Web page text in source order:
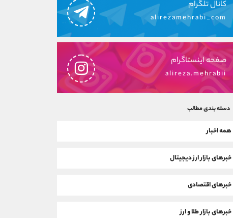
کانال تلگرام
alirezamehrabi_com
صفحه اینستاگرام
alireza.mehrabii
دسته بندی مطالب
همه اخبار
خبرهای بازار ارز دیجیتال
خبرهای اقتصادی
خبرهای بازار طلا و ارز